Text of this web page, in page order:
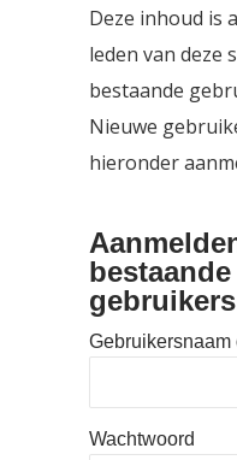
Deze inhoud is
leden van deze
bestaande
Nieuwe
hieronder
bestaande
gebruikers
Gebruikersnaam
Wachtwoord